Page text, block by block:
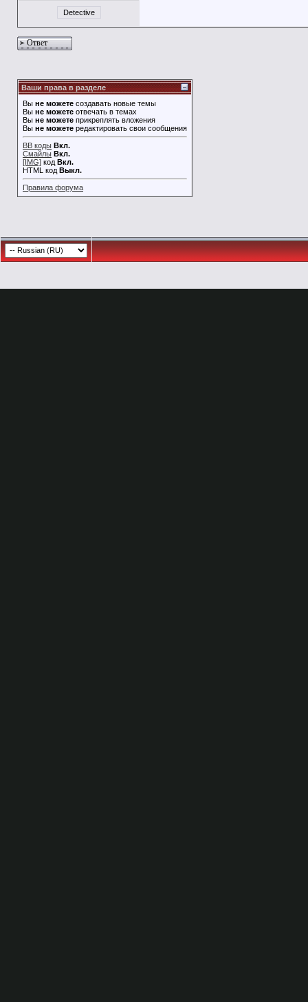
Detective
Ответ
Ваши права в разделе
Вы не можете создавать новые темы
Вы не можете отвечать в темах
Вы не можете прикреплять вложения
Вы не можете редактировать свои сообщения
BB коды Вкл.
Смайлы Вкл.
[IMG] код Вкл.
HTML код Выкл.
Правила форума